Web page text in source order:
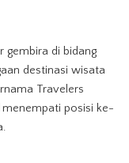
gembira di bidang
destinasi wisata
Travelers
menempati posisi ke-